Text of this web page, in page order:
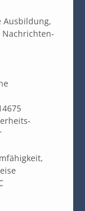
Ausbildung,
Nachrichten-